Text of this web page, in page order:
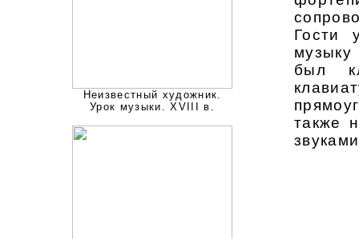
Неизвестный художник.
Урок музыки. XVIII в.
Гости
был
также